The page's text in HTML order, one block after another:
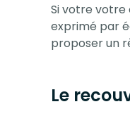
Si votre votre
exprimé par
proposer un
Le